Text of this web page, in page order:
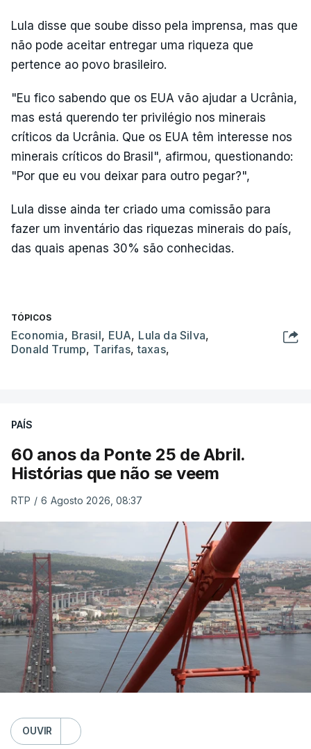
Lula disse que soube disso pela imprensa, mas que
não pode aceitar entregar uma riqueza que
pertence ao povo brasileiro.
"Eu fico sabendo que os EUA vão ajudar a Ucrânia,
mas está querendo ter privilégio nos minerais
críticos da Ucrânia. Que os EUA têm interesse nos
minerais críticos do Brasil", afirmou, questionando:
"Por que eu vou deixar para outro pegar?",
Lula disse ainda ter criado uma comissão para
fazer um inventário das riquezas minerais do país,
das quais apenas 30% são conhecidas.
TÓPICOS
Economia, Brasil, EUA, Lula da Silva,
Donald Trump, Tarifas,taxas,
PAÍS
60 anos da Ponte 25 de Abril.
Histórias que não se veem
RTP / 6 Agosto 2026, 08:37
OUVIR